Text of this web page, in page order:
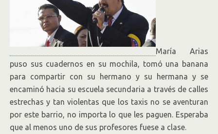
María Arias
puso sus cuadernos en su mochila, tomó una banana
para compartir con su hermano y su hermana y se
encaminó hacia su escuela secundaria a través de calles
estrechas y tan violentas que los taxis no se aventuran
por este barrio, no importa lo que les paguen. Esperaba
que al menos uno de sus profesores fuese a clase.